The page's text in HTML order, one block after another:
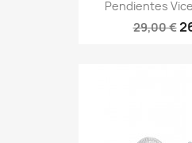
Pendientes
29,00 €